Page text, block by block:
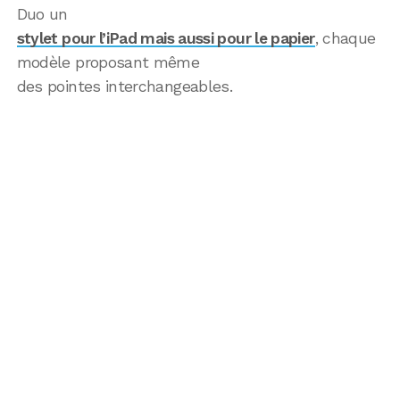
Duo un
stylet pour l’iPad mais aussi pour le papier, chaque
modèle proposant même
des pointes interchangeables.